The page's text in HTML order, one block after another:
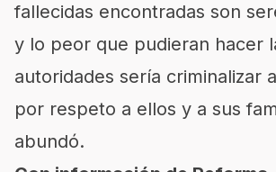
fallecidas encontradas son
y lo peor que pudieran hacer
autoridades sería criminalizar
por respeto a ellos y a sus
abundó.